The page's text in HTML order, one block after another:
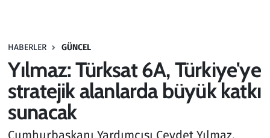
HABERLER GÜNCEL
Yılmaz: Türksat 6A, Türkiye'ye
stratejik alanlarda büyük katkı
sunacak
Cumhurbaşkanı Yardımcısı Cevdet Yılmaz,
Haber
Kültür Sanat
Kurumsal Haberler